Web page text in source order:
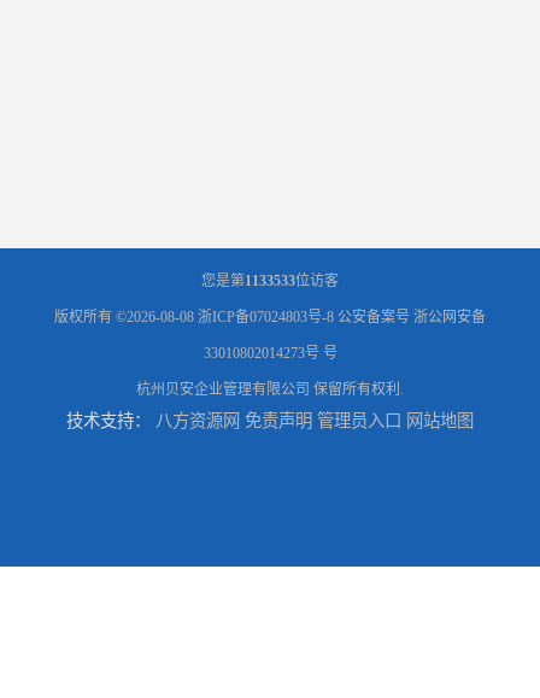
您是第1133533位访客
版权所有 ©2026-08-08 浙ICP备07024803号-8 公安备案号 浙公网安备
33010802014273号 号
杭州贝安企业管理有限公司 保留所有权利.
技术支持： 八方资源网 免责声明 管理员入口 网站地图